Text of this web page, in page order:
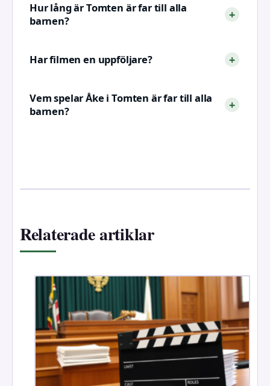
Hur lång är Tomten är far till alla
barnen?
Har filmen en uppföljare?
Vem spelar Åke i Tomten är far till alla
barnen?
Relaterade artiklar